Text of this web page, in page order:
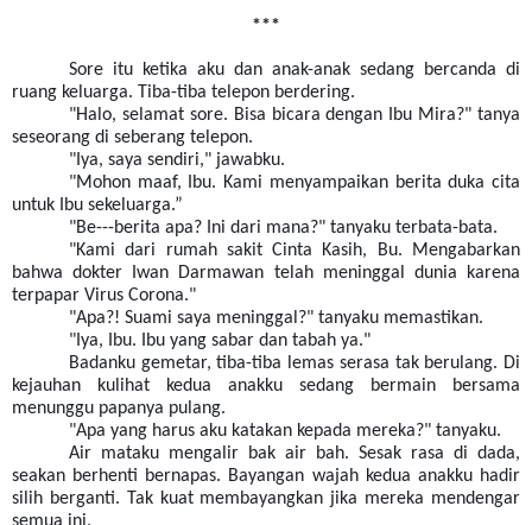
***
Sore itu ketika aku dan anak-anak sedang bercanda di
ruang keluarga. Tiba-tiba telepon berdering.
"Halo, selamat sore. Bisa bicara dengan Ibu Mira?" tanya
seseorang di seberang telepon.
"Iya, saya sendiri," jawabku.
"Mohon maaf, Ibu. Kami menyampaikan berita duka cita
untuk Ibu sekeluarga.”
"Be---berita apa? Ini dari mana?" tanyaku terbata-bata.
"Kami dari rumah sakit Cinta Kasih, Bu. Mengabarkan
bahwa dokter Iwan Darmawan telah meninggal dunia karena
terpapar Virus Corona."
"Apa?! Suami saya meninggal?" tanyaku memastikan.
"Iya, Ibu. Ibu yang sabar dan tabah ya."
Badanku gemetar, tiba-tiba lemas serasa tak berulang. Di
kejauhan kulihat kedua anakku sedang bermain bersama
menunggu papanya pulang.
"Apa yang harus aku katakan kepada mereka?" tanyaku.
Air mataku mengalir bak air bah. Sesak rasa di dada,
seakan berhenti bernapas. Bayangan wajah kedua anakku hadir
silih berganti. Tak kuat membayangkan jika mereka mendengar
semua ini.